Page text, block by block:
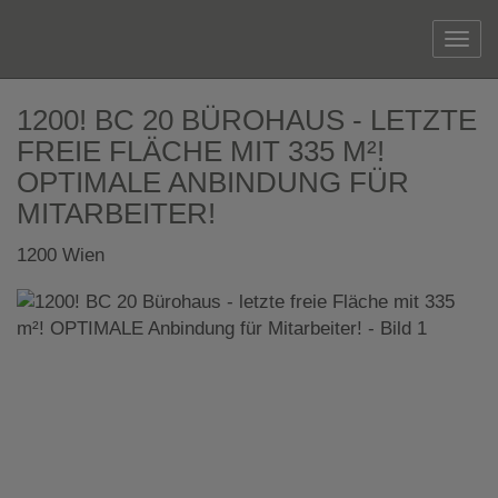
1200! BC 20 BÜROHAUS - LETZTE
FREIE FLÄCHE MIT 335 M²!
OPTIMALE ANBINDUNG FÜR
MITARBEITER!
1200 Wien